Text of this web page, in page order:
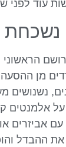
עוד לפני
נשכחת
מן
נשנושים
אלמנטים
אביזרים
ההבדל